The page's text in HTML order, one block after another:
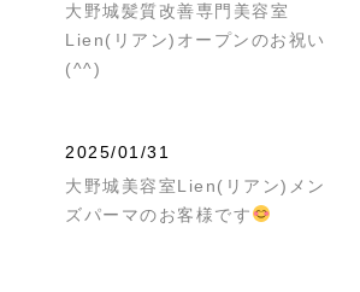
大野城髪質改善専門美容室
Lien(リアン)オープンのお祝い
(^^)
2025/01/31
大野城美容室Lien(リアン)メン
ズパーマのお客様です